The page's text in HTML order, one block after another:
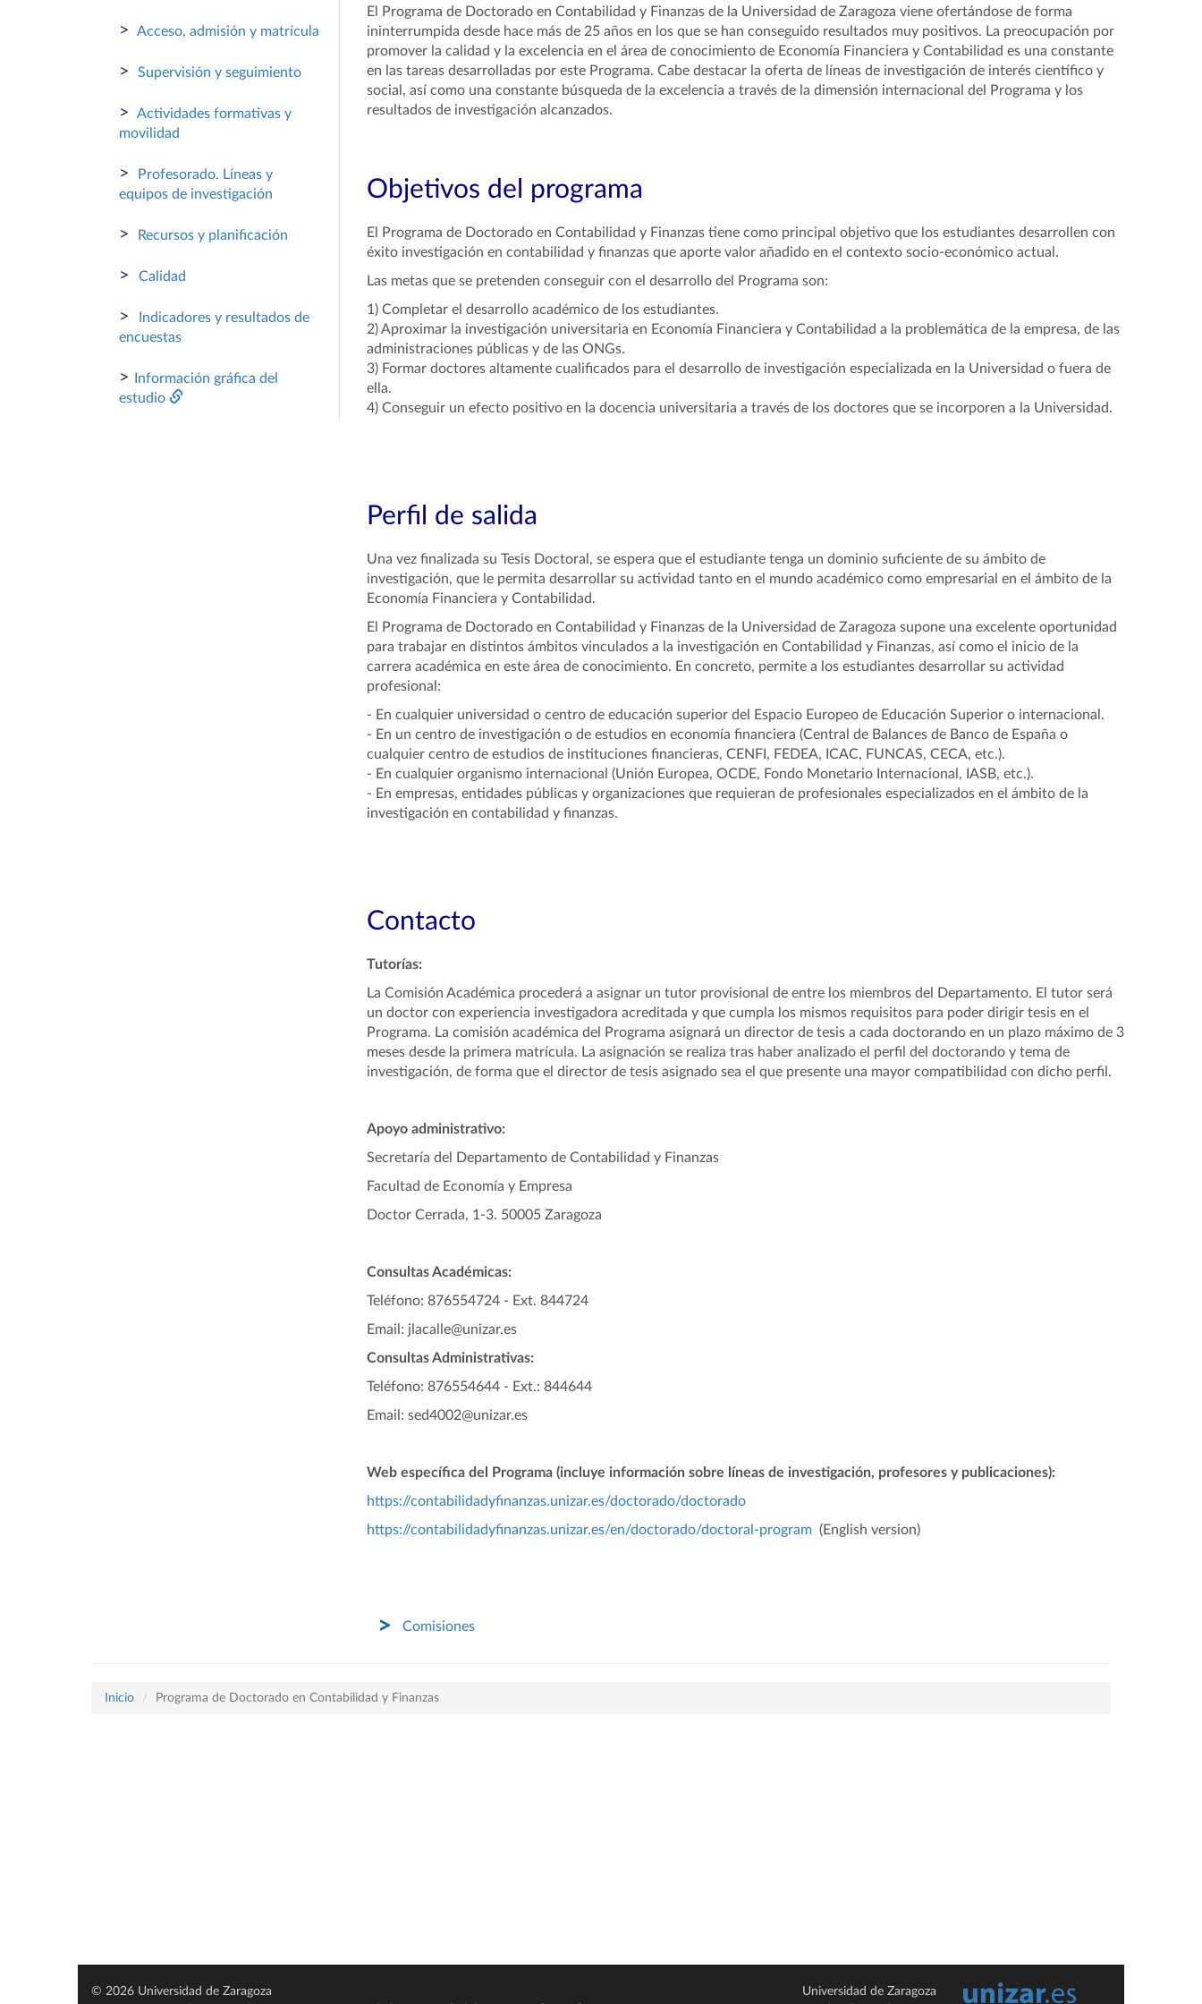
> Acceso, admisión y matrícula
> Supervisión y seguimiento
>
Actividades formativas y
movilidad
>
Profesorado. Líneas y
equipos de investigación
> Recursos y planificación
> Calidad
>
Indicadores y resultados de
encuestas
>
Información gráfica del
estudio
El Programa de Doctorado en Contabilidad y Finanzas de la Universidad de Zaragoza viene ofertándose de forma
ininterrumpida desde hace más de 25 años en los que se han conseguido resultados muy positivos. La preocupación por
promover la calidad y la excelencia en el área de conocimiento de Economía Financiera y Contabilidad es una constante
en las tareas desarrolladas por este Programa. Cabe destacar la oferta de líneas de investigación de interés científico y
social, así como una constante búsqueda de la excelencia a través de la dimensión internacional del Programa y los
resultados de investigación alcanzados.
Objetivos del programa
El Programa de Doctorado en Contabilidad y Finanzas tiene como principal objetivo que los estudiantes desarrollen con
éxito investigación en contabilidad y finanzas que aporte valor añadido en el contexto socio-económico actual.
Las metas que se pretenden conseguir con el desarrollo del Programa son:
1) Completar el desarrollo académico de los estudiantes.
2) Aproximar la investigación universitaria en Economía Financiera y Contabilidad a la problemática de la empresa, de las
administraciones públicas y de las ONGs.
3) Formar doctores altamente cualificados para el desarrollo de investigación especializada en la Universidad o fuera de
ella.
4) Conseguir un efecto positivo en la docencia universitaria a través de los doctores que se incorporen a la Universidad.
Perfil de salida
Una vez finalizada su Tesis Doctoral, se espera que el estudiante tenga un dominio suficiente de su ámbito de
investigación, que le permita desarrollar su actividad tanto en el mundo académico como empresarial en el ámbito de la
Economía Financiera y Contabilidad.
El Programa de Doctorado en Contabilidad y Finanzas de la Universidad de Zaragoza supone una excelente oportunidad
para trabajar en distintos ámbitos vinculados a la investigación en Contabilidad y Finanzas, así como el inicio de la
carrera académica en este área de conocimiento. En concreto, permite a los estudiantes desarrollar su actividad
profesional:
- En cualquier universidad o centro de educación superior del Espacio Europeo de Educación Superior o internacional.
- En un centro de investigación o de estudios en economía financiera (Central de Balances de Banco de España o
cualquier centro de estudios de instituciones financieras, CENFI, FEDEA, ICAC, FUNCAS, CECA, etc.).
- En cualquier organismo internacional (Unión Europea, OCDE, Fondo Monetario Internacional, IASB, etc.).
- En empresas, entidades públicas y organizaciones que requieran de profesionales especializados en el ámbito de la
investigación en contabilidad y finanzas.
Contacto
Tutorías:
La Comisión Académica procederá a asignar un tutor provisional de entre los miembros del Departamento. El tutor será
un doctor con experiencia investigadora acreditada y que cumpla los mismos requisitos para poder dirigir tesis en el
Programa. La comisión académica del Programa asignará un director de tesis a cada doctorando en un plazo máximo de 3
meses desde la primera matrícula. La asignación se realiza tras haber analizado el perfil del doctorando y tema de
investigación, de forma que el director de tesis asignado sea el que presente una mayor compatibilidad con dicho perfil.
Apoyo administrativo:
Secretaría del Departamento de Contabilidad y Finanzas
Facultad de Economía y Empresa
Doctor Cerrada, 1-3. 50005 Zaragoza
Consultas Académicas:
Teléfono: 876554724 - Ext. 844724
Email: jlacalle@unizar.es
Consultas Administrativas:
Teléfono: 876554644 - Ext.: 844644
Email: sed4002@unizar.es
Web específica del Programa (incluye información sobre líneas de investigación, profesores y publicaciones):
https://contabilidadyfinanzas.unizar.es/doctorado/doctorado
https://contabilidadyfinanzas.unizar.es/en/doctorado/doctoral-program(English version)
Comisiones
Inicio Programa de Doctorado en Contabilidad y Finanzas
© 2026 Universidad de Zaragoza
Universidad de Zaragoza